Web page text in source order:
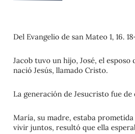
Del Evangelio de san Mateo 1, 16.
Jacob tuvo un hijo, José, el esposo
nació Jesús, llamado Cristo.
La generación de Jesucristo fue de
María, su madre, estaba prometida
vivir juntos, resultó que ella